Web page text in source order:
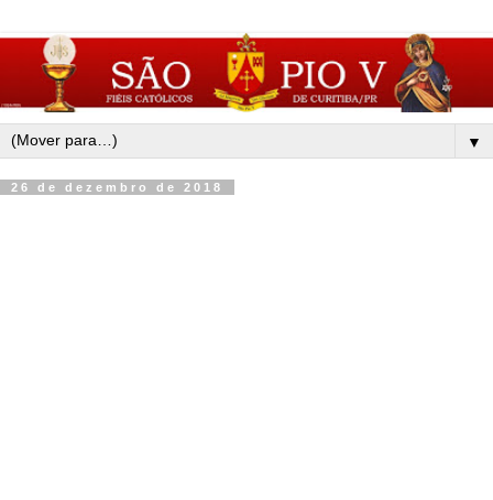
▼
26 de dezembro de 2018